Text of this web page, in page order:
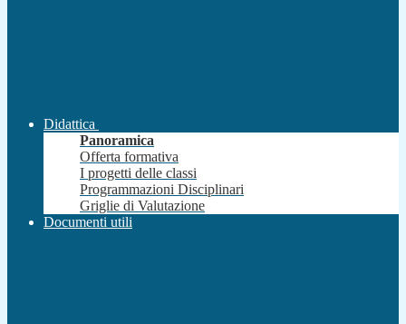
Didattica
Panoramica
Offerta formativa
I progetti delle classi
Programmazioni Disciplinari
Griglie di Valutazione
Documenti utili